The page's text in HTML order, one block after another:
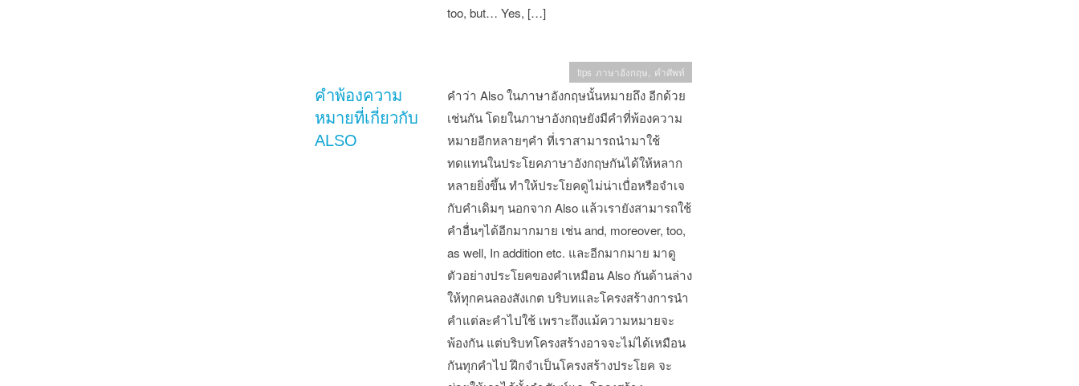
too, but… Yes, […]
คำพ้องความ
หมายที่เกี่ยวกับ
ALSO
คำว่า Also ในภาษาอังกฤษนั้นหมายถึง อีกด้วย
เช่นกัน โดยในภาษาอังกฤษยังมีคำที่พ้องความ
หมายอีกหลายๆคำ ที่เราสามารถนำมาใช้
ทดแทนในประโยคภาษาอังกฤษกันได้ให้หลาก
หลายยิ่งขึ้น ทำให้ประโยคดูไม่น่าเบื่อหรือจำเจ
กับคำเดิมๆ นอกจาก Also แล้วเรายังสามารถใช้
คำอื่นๆได้อีกมากมาย เช่น and, moreover, too,
as well, In addition etc. และอีกมากมาย มาดู
ตัวอย่างประโยคของคำเหมือน Also กันด้านล่าง
ให้ทุกคนลองสังเกต บริบทและโครงสร้างการนำ
คำแต่ละคำไปใช้ เพราะถึงแม้ความหมายจะ
พ้องกัน แต่บริบทโครงสร้างอาจจะไม่ได้เหมือน
กันทุกคำไป ฝึกจำเป็นโครงสร้างประโยค จะ
tips ภาษาอังกฤษ คำศัพท์